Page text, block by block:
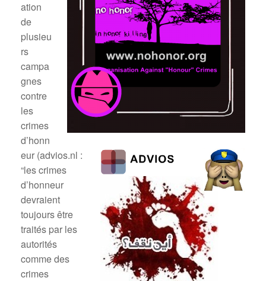
ation
de
plusieu
rs
campa
gnes
contre
les
crimes
d’honn
eur (advios.nl :
“les crimes
d’honneur
devraient
toujours être
traités par les
autorités
comme des
crimes